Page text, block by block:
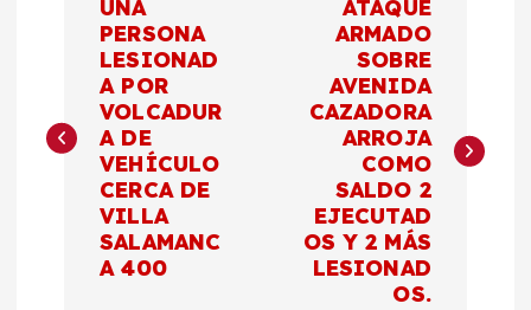
e
UNA
PERSONA
LESIONAD
A POR
VOLCADUR
A DE
VEHÍCULO
CERCA DE
VILLA
SALAMANC
A 400
ATAQUE
ARMADO
SOBRE
AVENIDA
CAZADORA
ARROJA
COMO
SALDO 2
EJECUTAD
OS Y 2 MÁS
LESIONAD
OS.